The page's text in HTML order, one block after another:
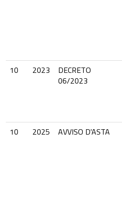
10
2023
DECRETO
06/2023
10
2025 AVVISO D'ASTA